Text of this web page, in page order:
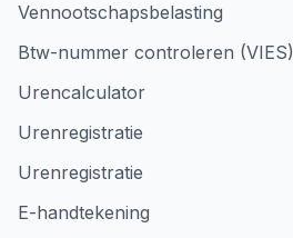
Vennootschapsbelasting
Btw-nummer controleren (VIES)
Urencalculator
Urenregistratie
Urenregistratie
E-handtekening